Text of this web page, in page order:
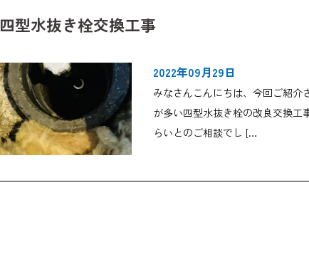
四型水抜き栓交換工事
2022年09月29日
みなさんこんにちは、今回ご紹介
が多い四型水抜き栓の改良交換
らいとのご相談でし […